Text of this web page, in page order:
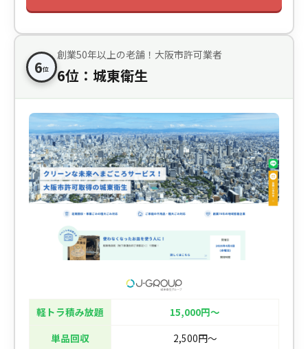
6位
創業50年以上の老舗！大阪市許可業者
6位：城東衛生
軽トラ積み放題
15,000円〜
単品回収
2,500円〜